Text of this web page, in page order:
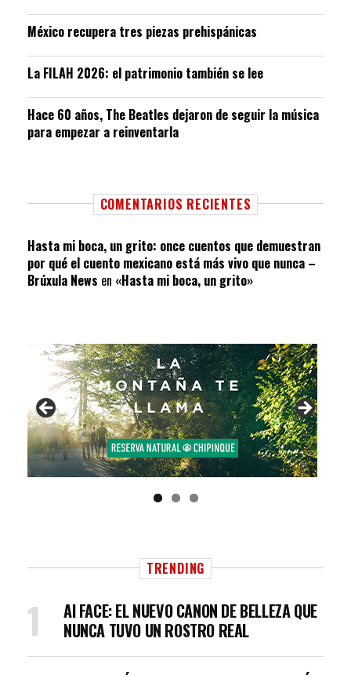
México recupera tres piezas prehispánicas
La FILAH 2026: el patrimonio también se lee
Hace 60 años, The Beatles dejaron de seguir la música
para empezar a reinventarla
COMENTARIOS RECIENTES
Hasta mi boca, un grito: once cuentos que demuestran
por qué el cuento mexicano está más vivo que nunca –
Brúxula News en «Hasta mi boca, un grito»
TRENDING
AI FACE: EL NUEVO CANON DE BELLEZA QUE
NUNCA TUVO UN ROSTRO REAL